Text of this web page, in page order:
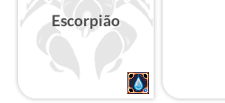
Escorpião